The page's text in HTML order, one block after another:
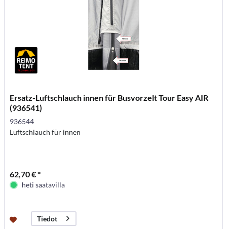
Ersatz-Luftschlauch innen für Busvorzelt Tour Easy AIR
(936541)
936544
Luftschlauch für innen
62,70 € *
heti saatavilla
Tiedot